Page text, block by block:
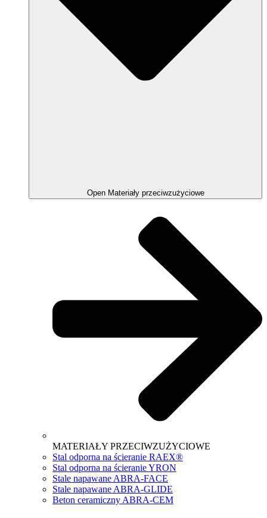
Open Materiały przeciwzużyciowe
MATERIAŁY PRZECIWZUŻYCIOWE
Stal odporna na ścieranie RAEX®
Stal odporna na ścieranie YRON
Stale napawane ABRA-FACE
Stale napawane ABRA-GLIDE
Beton ceramiczny ABRA-CEM